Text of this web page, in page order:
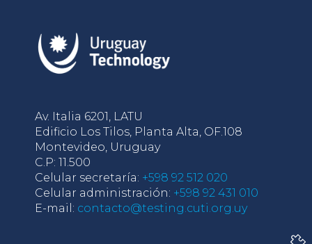
Av. Italia 6201, LATU
Edificio Los Tilos, Planta Alta, OF.108
Montevideo, Uruguay
C.P: 11.500
Celular secretaría: +598 92 512 020
Celular administración: +598 92 431 010
E-mail: contacto@testing.cuti.org.uy